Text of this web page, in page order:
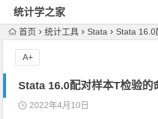
统计学之家
首页 统计工具 Stata Stata 16.0
Stata 16.0配对样本T检验的
2022年4月10日
A+